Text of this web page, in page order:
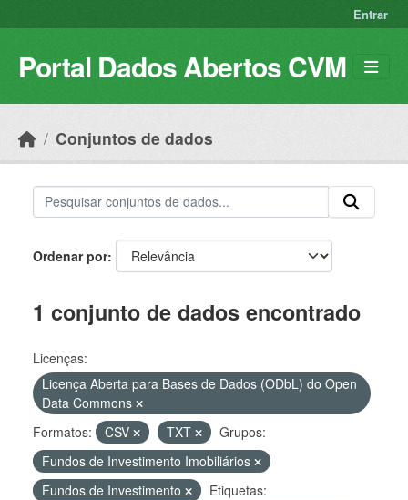
Entrar
Portal Dados Abertos CVM
Conjuntos de dados
Ordenar por
1 conjunto de dados encontrado
Licenças:
Licença Aberta para Bases de Dados (ODbL) do Open
Data Commons
Formatos:
CSV TXT
Grupos:
Fundos de Investimento Imobiliários
Fundos de Investimento
Etiquetas: